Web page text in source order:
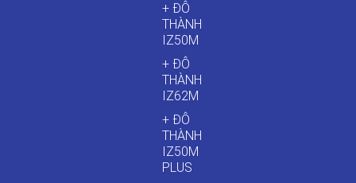
+ ĐÔ
THÀNH
IZ50M
+ ĐÔ
THÀNH
IZ62M
+ ĐÔ
THÀNH
IZ50M
PLUS